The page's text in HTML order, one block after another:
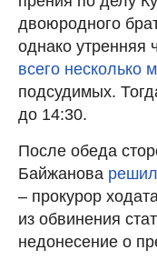
двоюродного
однако утренняя
всего несколько
подсудимых.
до 14:30.
После обеда
Байжанова
– прокурор
из обвинения
недонесение о